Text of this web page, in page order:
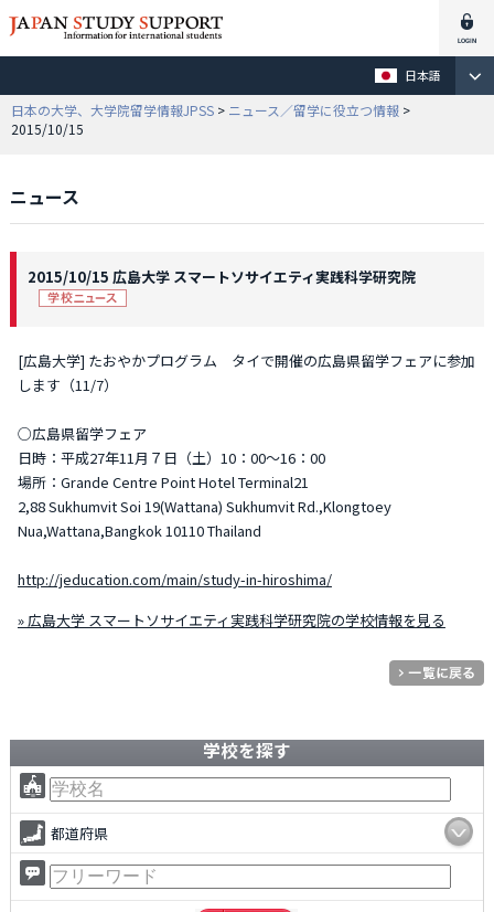
日本語
日本の大学、大学院留学情報JPSS > ニュース／留学に役立つ情報 >
2015/10/15
ニュース
2015/10/15 広島大学 スマートソサイエティ実践科学研究院
[広島大学] たおやかプログラム タイで開催の広島県留学フェアに参加
します（11/7）
○広島県留学フェア
日時：平成27年11月７日（土）10：00～16：00
場所：Grande Centre Point Hotel Terminal21
2,88 Sukhumvit Soi 19(Wattana) Sukhumvit Rd.,Klongtoey
Nua,Wattana,Bangkok 10110 Thailand
http://jeducation.com/main/study-in-hiroshima/
» 広島大学 スマートソサイエティ実践科学研究院の学校情報を見る
学校を探す
都道府県